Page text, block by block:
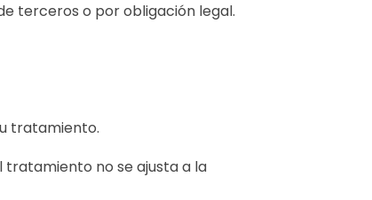
terceros o por obligación legal.
tratamiento.
no se ajusta a la